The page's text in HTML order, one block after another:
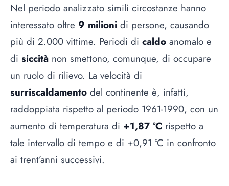
Nel periodo analizzato simili circostanze hanno
interessato oltre 9 milioni di persone, causando
più di 2.000 vittime. Periodi di caldo anomalo e
di siccità non smettono, comunque, di occupare
un ruolo di rilievo. La velocità di
surriscaldamento del continente è, infatti,
raddoppiata rispetto al periodo 1961-1990, con un
aumento di temperatura di +1,87 °C rispetto a
tale intervallo di tempo e di +0,91 °C in confronto
ai trent’anni successivi.